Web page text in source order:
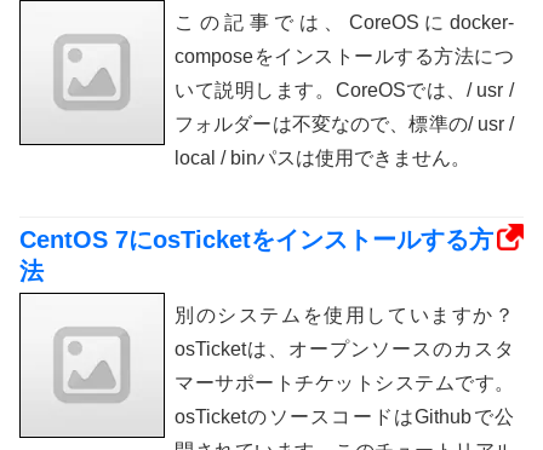
この記事では、CoreOSにdocker-
composeをインストールする方法につ
いて説明します。CoreOSでは、/ usr /
フォルダーは不変なので、標準の/ usr /
local / binパスは使用できません。
CentOS 7にosTicketをインストールする方
法
別のシステムを使用していますか？
osTicketは、オープンソースのカスタ
マーサポートチケットシステムです。
osTicketのソースコードはGithubで公